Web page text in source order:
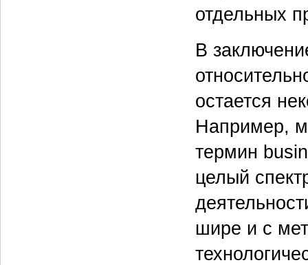
отдельных
В
остается
Например,
термин
целый
шире и с